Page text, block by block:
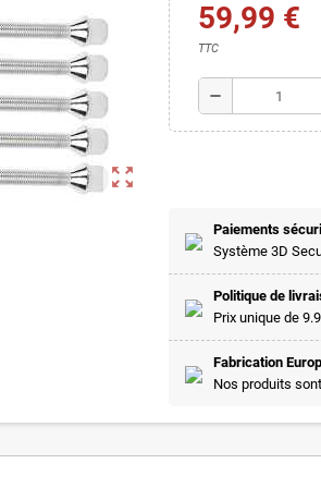
zoom_out_map
59,99 €
TTC
remove
Paiements
Système 3D
Politique de
Prix unique de
Fabrication
Nos produits